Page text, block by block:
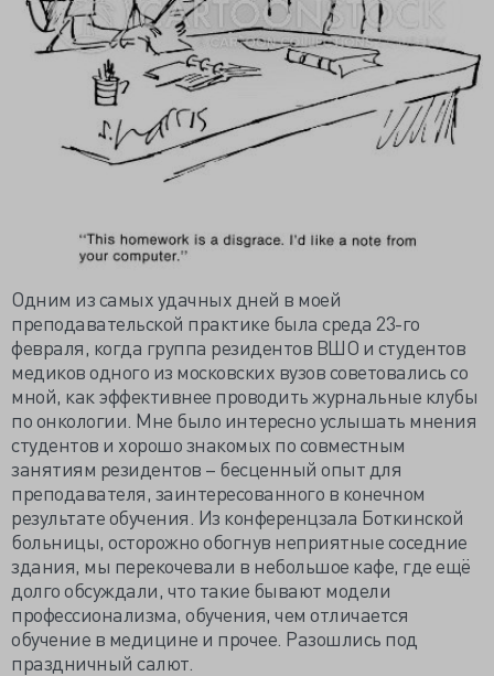
Одним из самых удачных дней в моей
преподавательской практике была среда 23-го
февраля, когда группа резидентов ВШО и студентов
медиков одного из московских вузов советовались со
мной, как эффективнее проводить журнальные клубы
по онкологии. Мне было интересно услышать мнения
студентов и хорошо знакомых по совместным
занятиям резидентов – бесценный опыт для
преподавателя, заинтересованного в конечном
результате обучения. Из конференцзала Боткинской
больницы, осторожно обогнув неприятные соседние
здания, мы перекочевали в небольшое кафе, где ещё
долго обсуждали, что такие бывают модели
профессионализма, обучения, чем отличается
обучение в медицине и прочее. Разошлись под
праздничный салют.